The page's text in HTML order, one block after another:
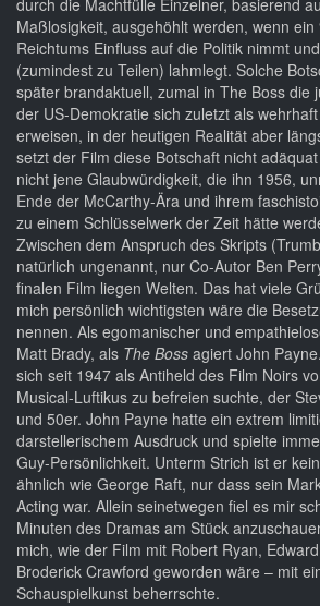
durch die Machtfülle Einzelner, basierend
Maßlosigkeit, ausgehöhlt werden, wenn ein
Reichtums Einfluss auf die Politik nimmt
(zumindest zu Teilen) lahmlegt. Solche
später brandaktuell, zumal in The Boss die
der US-Demokratie sich zuletzt als
erweisen, in der heutigen Realität aber
setzt der Film diese Botschaft nicht
nicht jene Glaubwürdigkeit, die ihn 1956,
Ende der McCarthy-Ära und ihrem
zu einem Schlüsselwerk der Zeit hätte
Zwischen dem Anspruch des Skripts
natürlich ungenannt, nur Co-Autor Ben
finalen Film liegen Welten. Das hat viele
mich persönlich wichtigsten wäre die
nennen. Als egomanischer und
Matt Brady, als The Boss agiert John
sich seit 1947 als Antiheld des Film Noirs
Musical-Luftikus zu befreien suchte, der
und 50er. John Payne hatte ein extrem
darstellerischem Ausdruck und spielte
Guy-Persönlichkeit. Unterm Strich ist er
ähnlich wie George Raft, nur dass sein
Acting war. Allein seinetwegen fiel es mir
Minuten des Dramas am Stück
mich, wie der Film mit Robert Ryan,
Broderick Crawford geworden wäre – mit
Schauspielkunst beherrschte.